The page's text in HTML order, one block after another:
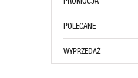
POLECANE
WYPRZEDAŻ